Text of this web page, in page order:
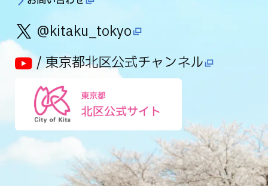
@kitaku_tokyo
/ 東京都北区公式チャンネル